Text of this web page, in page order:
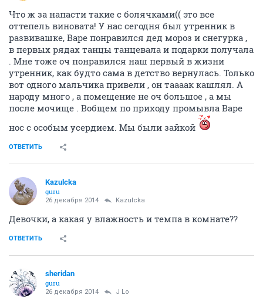
Что ж за напасти такие с болячками(( это все
оттепель виновата! У нас сегодня был утренник в
развивашке, Варе понравился дед мороз и снегурка ,
в первых рядах танцы танцевала и подарки получала
. Мне тоже оч понравился наш первый в жизни
утренник, как будто сама в детство вернулась. Только
вот одного мальчика привели , он таааак кашлял. А
народу много , а помещение не оч большое , а мы
после мочище . Вобщем по приходу промывла Варе
нос с особым усердием. Мы были зайкой
ОТВЕТИТЬ
Kazulcka
guru
26 декабря 2014 Kazulcka
Девочки, а какая у влажность и темпа в комнате??
ОТВЕТИТЬ
sheridan
guru
26 декабря 2014 J Lo